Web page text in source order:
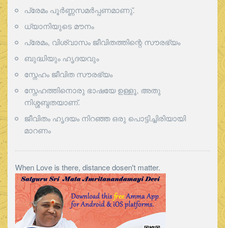
പ്രേമം പൂര്‍ണ്ണസമര്‍പ്പണമാണു്.
ധ്യാനിയുടെ മൗനം
പ്രേമം, വിശ്വാസം ജീവിതത്തിന്റെ സൗരഭ്യം
ബുദ്ധിയും ഹൃദയവും
സ്നേഹം ജീവിത സൗരഭ്യം
സ്നേഹത്തിനൊരു ഭാഷയേ ഉള്ളൂ, അതു
നിശ്ശബ്ദതയാണ്.
ജീവിതം ഹൃദയം നിറഞ്ഞ ഒരു പൊട്ടിച്ചിരിയായി
മാറണം
When Love is there, distance dosen't matter.